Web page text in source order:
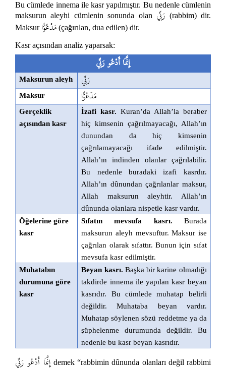
Bu cümlede innema ile kasr yapılmıştır. Bu nedenle cümlenin
maksurun aleyhi cümlenin sonunda olan رَبِّي (rabbim) dir.
Maksur مَدْعُوًّا (çağırılan, dua edilen) dir.
Kasr açısından analiz yaparsak:
إِنَّمَا أَدْعُو رَبِّي
Maksurun aleyh رَبِّي
Maksur مَدْعُوًّا
Gerçeklik
açısından kasr
İzafi kasr. Kuran’da Allah’la beraber
hiç kimsenin çağrılmayacağı, Allah’ın
dunundan da hiç kimsenin
çağrılamayacağı ifade edilmiştir.
Allah’ın indinden olanlar çağrılabilir.
Bu nedenle buradaki izafi kasrdır.
Allah’ın dûnundan çağrılanlar maksur,
Allah maksurun aleyhtir. Allah’ın
dûnunda olanlara nispetle kasr vardır.
Öğelerine göre
kasr
Sıfatın mevsufa kasrı. Burada
maksurun aleyh mevsuftur. Maksur ise
çağrılan olarak sıfattır. Bunun için sıfat
mevsufa kasr edilmiştir.
Muhatabın
durumuna göre
kasr
Beyan kasrı. Başka bir karine olmadığı
takdirde innema ile yapılan kasr beyan
kasrıdır. Bu cümlede muhatap belirli
değildir. Muhataba beyan vardır.
Muhatap söylenen sözü reddetme ya da
şüphelenme durumunda değildir. Bu
nedenle bu kasr beyan kasrıdır.
إِنَّمَا أَدْعُو رَبِّي demek “rabbimin dûnunda olanları değil rabbimi